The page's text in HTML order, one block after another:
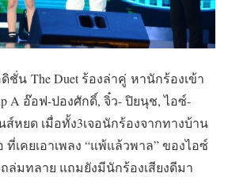
น The Duet ร้องล่าคู่ หานักร้องเข้า
A อ๊อฟ-ปองศักดิ์, จิ๋ว- ปิยนุช, ไอซ์-
หยด เมื่อทั้ง3เจอนักร้องจากทางบ้าน
ที่เคยเอาเพลง “แพ้แล้วพาล” ของไอซ์
ล่มทลาย แถมยังมีนักร้องเสียงดีมา